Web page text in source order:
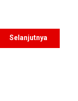
Selanjutnya